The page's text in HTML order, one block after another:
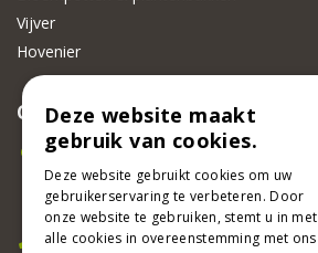
Vijver
Hovenier
CONTACT
Beeker Tuincentrum
Adsteeg 31
6191 PW Beek
Bel ons
Deze website maakt
gebruik van cookies.
Deze website gebruikt cookies om uw
gebruikerservaring te verbeteren. Door
onze website te gebruiken, stemt u in met
alle cookies in overeenstemming met ons